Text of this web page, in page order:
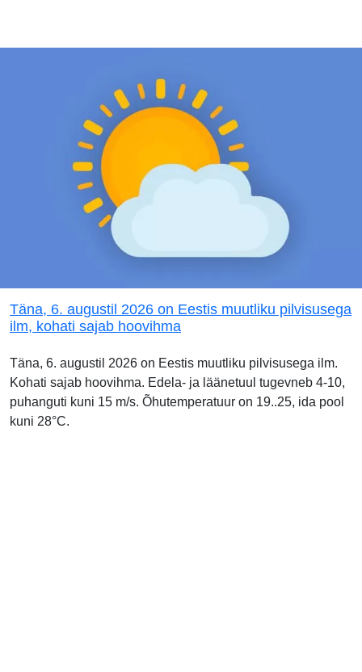
Täna, 6. augustil 2026 on Eestis muutliku pilvisusega
ilm, kohati sajab hoovihma
Täna, 6. augustil 2026 on Eestis muutliku pilvisusega ilm.
Kohati sajab hoovihma. Edela- ja läänetuul tugevneb 4-10,
puhanguti kuni 15 m/s. Õhutemperatuur on 19..25, ida pool
kuni 28°C.